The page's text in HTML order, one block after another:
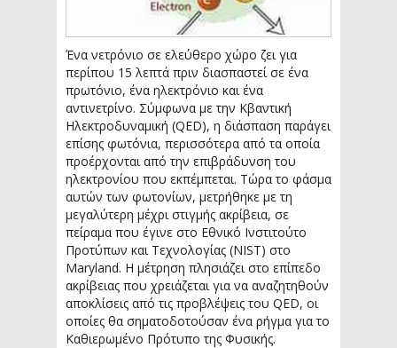
Ένα νετρόνιο σε ελεύθερο χώρο ζει για
περίπου 15 λεπτά πριν διασπαστεί σε ένα
πρωτόνιο, ένα ηλεκτρόνιο και ένα
αντινετρίνο. Σύμφωνα με την Κβαντική
Ηλεκτροδυναμική (QED), η διάσπαση παράγει
επίσης φωτόνια, περισσότερα από τα οποία
προέρχονται από την επιβράδυνση του
ηλεκτρονίου που εκπέμπεται. Τώρα το φάσμα
αυτών των φωτονίων, μετρήθηκε με τη
μεγαλύτερη μέχρι στιγμής ακρίβεια, σε
πείραμα που έγινε στο Εθνικό Ινστιτούτο
Προτύπων και Τεχνολογίας (NIST) στο
Maryland. Η μέτρηση πλησιάζει στο επίπεδο
ακρίβειας που χρειάζεται για να αναζητηθούν
αποκλίσεις από τις προβλέψεις του QED, οι
οποίες θα σηματοδοτούσαν ένα ρήγμα για το
Καθιερωμένο Πρότυπο της Φυσικής.